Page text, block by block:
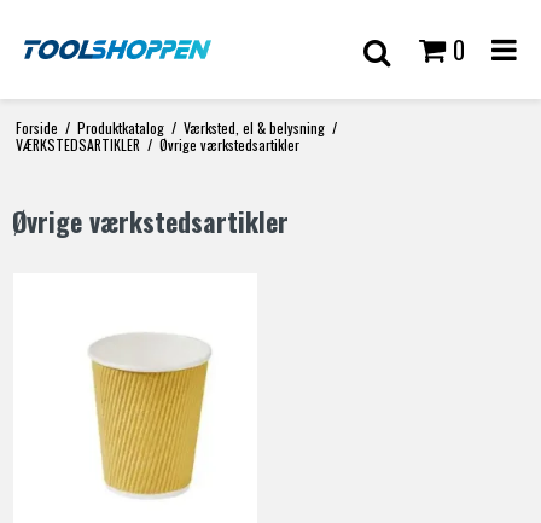
0
Forside / Produktkatalog / Værksted, el & belysning /
VÆRKSTEDSARTIKLER / Øvrige værkstedsartikler
Øvrige værkstedsartikler